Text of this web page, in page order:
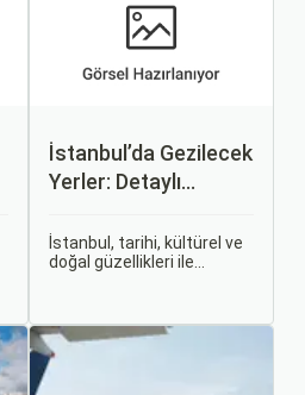
İstanbul’da Gezilecek
Yerler: Detaylı
İstanbul, tarihi, kültürel ve
doğal güzellikleri ile
binlerce yıllık tarihine
rağmen modern dünyanın